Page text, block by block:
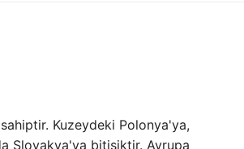
Kuzeydeki Polonya'ya,
Slovakya'ya bitişiktir. Avrupa